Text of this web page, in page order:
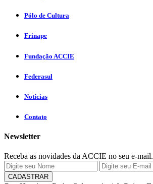
Pólo de Cultura
Frinape
Fundação ACCIE
Federasul
Notícias
Contato
Newsletter
Receba as novidades da ACCIE no seu e-mail.